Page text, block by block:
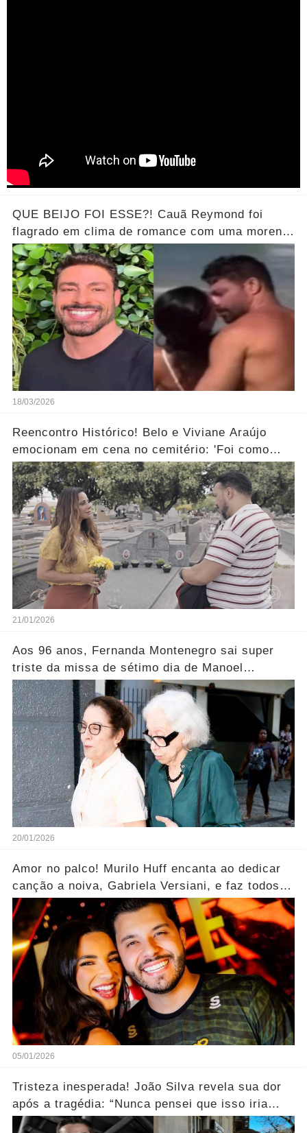
QUE BEIJO FOI ESSE?! Cauã Reymond foi
flagrado em clima de romance com uma morena
misteriosa em uma praia do Rio.... Ver o Vídeo
18/03/2026
Reencontro Histórico! Belo e Viviane Araújo
emocionam em cena no cemitério: 'Foi como
reviver nosso passado'... Ver mais
21/01/2026
Aos 96 anos, Fernanda Montenegro sai super
triste da missa de sétimo dia de Manoel
Carlos..... Ver mais
20/01/2026
Amor no palco! Murilo Huff encanta ao dedicar
canção a noiva, Gabriela Versiani, e faz todos
aplaudirem.... Ver mais
05/01/2026
Tristeza inesperada! João Silva revela sua dor
após a tragédia: “Nunca pensei que isso iria
acontecer... Ver mais